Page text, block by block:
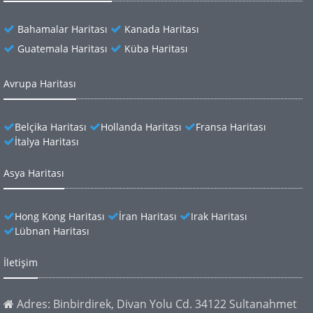
Bahamalar Haritası
Kanada Haritası
Guatemala Haritası
Küba Haritası
Avrupa Haritası
Belçika Haritası Hollanda Haritası
Fransa Haritası
İtalya Haritası
Asya Haritası
Hong Kong Haritası İran Haritası
Irak Haritası
Lübnan Haritası
İletişim
Adres: Binbirdirek, Divan Yolu Cd. 34122 Sultanahmet